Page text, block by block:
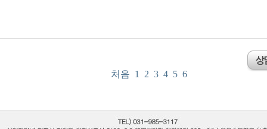
처음 1 2 3 4 5 6